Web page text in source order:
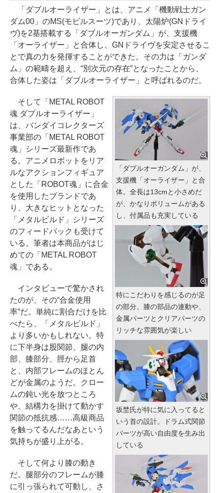
「ダブルオーライザー」とは、アニメ「機動戦士ガン
ダム00」のMS(モビルスーツ)であり、太陽炉(GNドライ
ヴ)を2基搭載する「ダブルオーガンダム」が、支援機
「オーライザー」と合体し、GNドライヴを安定させるこ
とで真の力を発揮することができた。その力は「ガンダ
ム」の範疇を超え、“別次元の存在”となったことから、
合体した姿は「ダブルオーライザー」と呼ばれるのだ。
「ダブルオーガンダム」が、
支援機「オーライザー」と合
体。全長は13cmと小さめだ
が、かなりボリュームがある
し、付属品も充実している
特にこだわりを感じるのが足
の部分。膝の部品の連動や、
金属パーツとクリアパーツの
リッチな雰囲気が楽しい
坂埜氏が特に気に入ってると
いう首の設計。ドラム式関節
パーツが高い自由度を生み出
している
そして「METAL ROBOT
魂 ダブルオーライザー」
は、バンダイコレクターズ
事業部の「METAL ROBOT
魂」シリーズ最新作であ
る。アニメロボットをリア
ルなアクションフィギュア
とした「ROBOT魂」に合金
を使用したブランドであ
り、大きなヒットとなった
「メタルビルド」シリーズ
のフィードバックも受けて
いる。筆者は本商品がはじ
めての「METAL ROBOT
魂」である。
インタビューで驚かされ
たのが、その“合金使用
率”だ。単純に割合だけを比
べたら、「メタルビルド」
より多いかもしれない。特
に下半身は股関節、腿の内
部、膝部分、脛から足首
と、内部フレームのほとん
どが金属のようだ。クロー
ムの鈍い光を放つところ
や、結構力を掛けて動かす
関節の抵抗感……高級商品
を触ってるんだなあという
気持ちが盛り上がる。
そして何より膝の動き
だ。腿部分のフレームが膝
に引っ張られて可動し、さ